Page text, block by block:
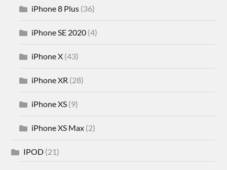
iPhone 8 Plus (36)
iPhone SE 2020 (4)
iPhone X (43)
iPhone XR (28)
iPhone XS (9)
iPhone XS Max (2)
IPOD (21)